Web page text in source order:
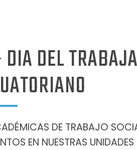
DEL
DE TRABAJO
EN NUESTRAS